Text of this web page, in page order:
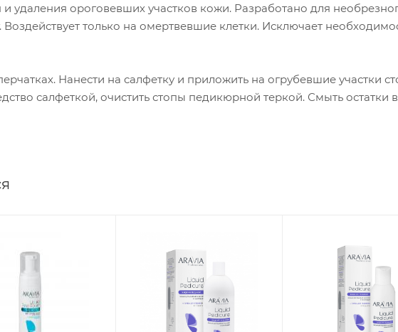
удаления ороговевших участков кожи. Разработано для
только на омертвевшие клетки. Исключает
Нанести на салфетку и приложить на огрубевшие участки
салфеткой, очистить стопы педикюрной теркой. Смыть остатки